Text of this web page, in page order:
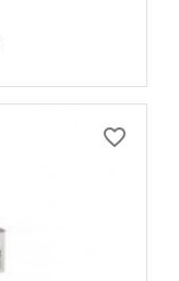
favorite_border